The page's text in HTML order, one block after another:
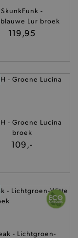
SkunkFunk -
Lur broek
119,95
- Groene Lucina
broek
109,-
- Lichtgroen-